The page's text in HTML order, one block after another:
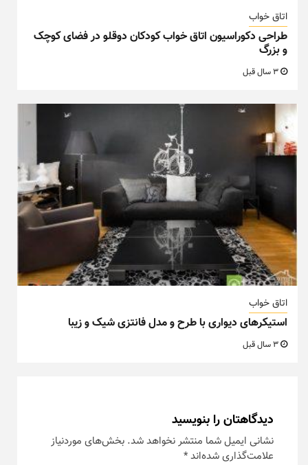
اتاق خواب
طراحی دکوراسیون اتاق خواب کودکان دوقلو در فضای کوچک
و بزرگ
اتاق خواب
استیکرهای دیواری با طرح و مدل فانتزی شیک و زیبا
دیدگاهتان را بنویسید
نشانی ایمیل شما منتشر نخواهد شد. بخش‌های موردنیاز
علامت‌گذاری شده‌اند*